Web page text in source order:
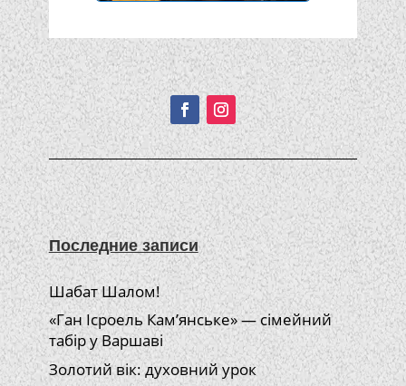
Подписывайтесь!
Последние записи
Шабат Шалом!
«Ган Ісроель Кам’янське» — сімейний
табір у Варшаві
Золотий вік: духовний урок